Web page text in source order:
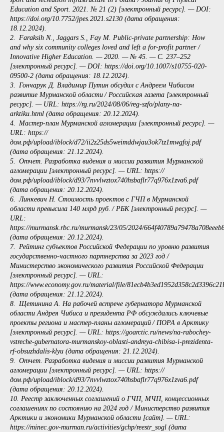
Education and Sport. 2021. № 21 (2) [электронный ресурс]. — DOI:
https://doi.org/10.7752/jpes.2021.s2130 (дата обращения:
18.12.2024).
2. Faraksih N., Jaggars S., Fay M. Public-private partnership: How
and why six community colleges loved and left a for-profit partner /
Innovative Higher Education. — 2020. — № 45. — С. 237–252
[электронный ресурс]. — DOI: https://doi.org/10.1007/s10755-020-
09500-2 (дата обращения: 18.12.2024).
3. Гончарук Д. Владимир Путин обсудил с Андреем Чибисом
развитие Мурманской области / Российская газета [электронный
ресурс]. — URL: https://rg.ru/2024/08/06/reg-szfo/plany-na-
arktiku.html (дата обращения: 20.12.2024).
4. Мастер-план Мурманской агломерации [электронный ресурс]. —
URL: https://
дом.рф/upload/iblock/d72/ii2z25ds5weimddwjau3ok7tz1mwgfoj.pdf
(дата обращения: 21.12.2024).
5. Отчет. Разработка видения и миссии развития Мурманской
агломерации [электронный ресурс]. — URL: https://
дом.рф/upload/iblock/d93/7nvvlwztox740hsbaflr77q976x1zva6.pdf
(дата обращения: 20.12.2024).
6. Линкевич Н. Стоимость проектов с ГЧП в Мурманской
области превысила 140 млрд руб. / РБК [электронный ресурс]. —
URL:
https://murmansk.rbc.ru/murmansk/23/05/2024/
(дата обращения: 20.12.2024).
7. Рейтинг субъектов Российской Федерации по уровню развития
государственно-частного партнерства за 2023 год /
Министерство экономического развития Российской Федерации
[электронный ресурс]. — URL:
https://www.economy.gov.ru/material/file/
(дата обращения: 21.12.2024).
8. Щетинина А. На рабочей встрече губернатора Мурманской
области Андрея Чибиса и президента РФ обсуждались ключевые
проекты региона и мастер-планы агломераций / ПОРА в Арктику
[электронный ресурс]. — URL: https://goarctic.ru/news/na-rabochey-
vstreche-gubernatora-murmanskoy-oblasti-andreya-chibisa-i-prezidenta-
rf-obsuzhdalis-klyu (дата обращения: 21.12.2024).
9. Отчет. Разработка видения и миссии развития Мурманской
агломерации [электронный ресурс]. — URL: https://
дом.рф/upload/iblock/d93/7nvvlwztox740hsbaflr77q976x1zva6.pdf
(дата обращения: 20.12.2024).
10. Реестр заключенных соглашений о ГЧП, МЧП, концессионных
соглашениях по состоянию на 2024 год / Министерство развития
Арктики и экономики Мурманской области [сайт]. — URL:
https://minec.gov-murman.ru/activities/gchp/reestr_sogl (дата